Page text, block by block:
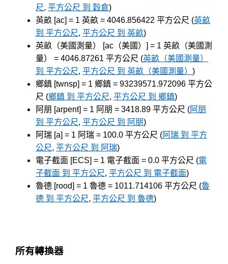
尺, 平方公尺 到 穀倉)
英畝 [ac] = 1 英畝 = 4046.856422 平方公尺 (英畝
到 平方公尺, 平方公尺 到 英畝)
英畝（美國測量） [ac（美國）] = 1 英畝（美國測
量） = 4046.87261 平方公尺 (英畝（美國測量）
到 平方公尺, 平方公尺 到 英畝（美國測量） )
鄉鎮 [twnsp] = 1 鄉鎮 = 93239571.972096 平方公
尺 (鄉鎮 到 平方公尺, 平方公尺 到 鄉鎮)
阿朋 [arpent] = 1 阿朋 = 3418.89 平方公尺 (阿朋
到 平方公尺, 平方公尺 到 阿朋)
阿瑞 [a] = 1 阿瑞 = 100.0 平方公尺 (阿瑞 到 平方
公尺, 平方公尺 到 阿瑞)
電子截面 [ECS] = 1 電子截面 = 0.0 平方公尺 (電
子截面 到 平方公尺, 平方公尺 到 電子截面)
魯德 [rood] = 1 魯德 = 1011.714106 平方公尺 (魯
德 到 平方公尺, 平方公尺 到 魯德)
所有轉換器